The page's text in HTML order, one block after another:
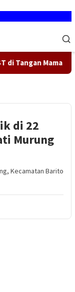
Mama Deden
di 22
Murung
Kecamatan Barito